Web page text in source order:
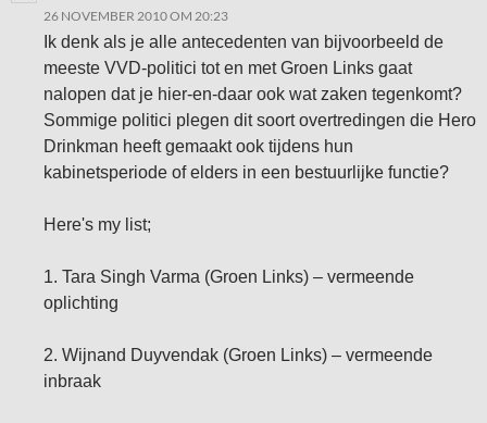
26 NOVEMBER 2010 OM 20:23
Ik denk als je alle antecedenten van bijvoorbeeld de
meeste VVD-politici tot en met Groen Links gaat
nalopen dat je hier-en-daar ook wat zaken tegenkomt?
Sommige politici plegen dit soort overtredingen die Hero
Drinkman heeft gemaakt ook tijdens hun
kabinetsperiode of elders in een bestuurlijke functie?
Here's my list;
1. Tara Singh Varma (Groen Links) – vermeende
oplichting
2. Wijnand Duyvendak (Groen Links) – vermeende
inbraak